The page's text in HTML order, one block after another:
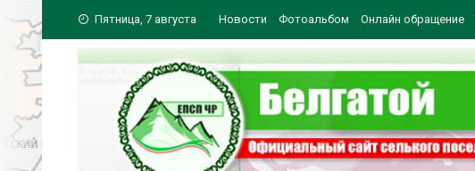
к
содержимому
Пятница, 7 августа Новости Фотоальбом Онлайн обращение